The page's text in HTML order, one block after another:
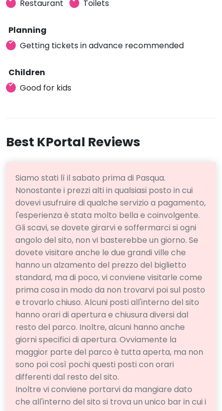
Restaurant
Toilets
Planning
Getting tickets in advance recommended
Children
Good for kids
Best KPortal Reviews
Siamo stati lì il sabato prima di Pasqua.
Nonostante i prezzi alti in qualsiasi posto in cui
dovevi usufruire di qualche servizio a pagamento,
l'esperienza è stata molto bella e coinvolgente.
Gli scavi, se dovete girarvi e soffermarci si ogni
angolo del sito, non vi basterebbe un giorno. Se
dovete visitare anche le due grandi ville che
hanno un alzamento del prezzo del biglietto
standard, ma di poco, vi conviene visitarle come
prima cosa in modo da non trovarvi poi sul posto
e trovarlo chiuso. Alcuni posti all'interno del sito
hanno orari di apertura e chiusura diversi dal
resto del parco. Inoltre, alcuni hanno anche
giorni specifici di apertura. Ovviamente la
maggior parte del parco è tutta aperta, ma non
sono poi così pochi questi posti con orari
differenti dal resto del sito.
Inoltre vi conviene portarvi da mangiare dato
che all'interno del sito si trova un unico bar in cui i